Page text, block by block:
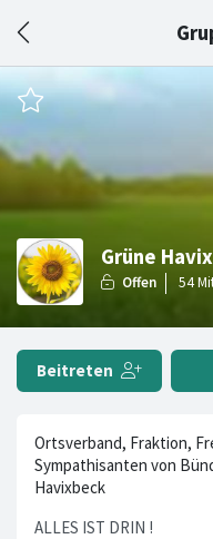
Grüne
Beitreten
Ortsverband, Fraktion,
Sympathisanten von
Havixbeck
ALLES IST DRIN !